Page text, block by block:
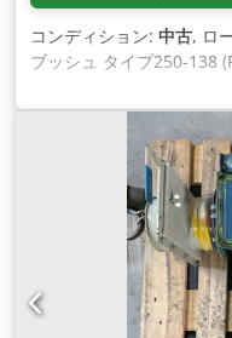
コンディション: 中古, ロ
ブッシュ タイプ250-138
12ヶ月 吸引能力：約250
スミッテル：ミネラルオ
Dkjdpebalffsfx Afzjr 石
（前の販売いくつかの利